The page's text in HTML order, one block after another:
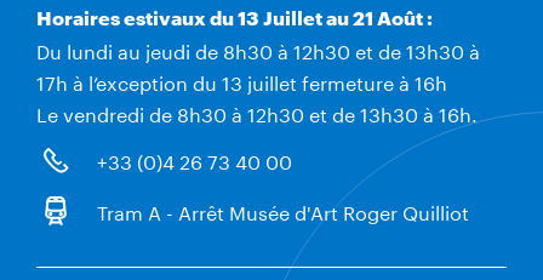
Horaires estivaux du 13 Juillet au 21 Août :
Du lundi au jeudi de 8h30 à 12h30 et de 13h30 à
17h à l’exception du 13 juillet fermeture à 16h
Le vendredi de 8h30 à 12h30 et de 13h30 à 16h.
+33 (0)4 26 73 40 00
Tram A - Arrêt Musée d'Art Roger Quilliot